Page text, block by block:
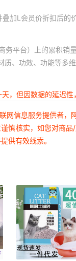
加L会员价折扣后的
务平台）上的累积销量
、功效、功能等多
，但因数据的延迟
网信息服务提供者
慎核实，如您对商
供有效线索。